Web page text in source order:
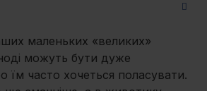
маленьких «великих»
можуть бути дуже
їм часто хочеться поласувати.